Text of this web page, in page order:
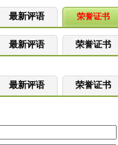
最新评语 荣誉证书
最新评语 荣誉证书
最新评语 荣誉证书